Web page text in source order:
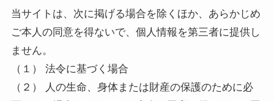
当サイトは、次に掲げる場合を除くほか、あらかじめ
ご本人の同意を得ないで、個人情報を第三者に提供し
ません。
（１） 法令に基づく場合
（２） 人の生命、身体または財産の保護のために必